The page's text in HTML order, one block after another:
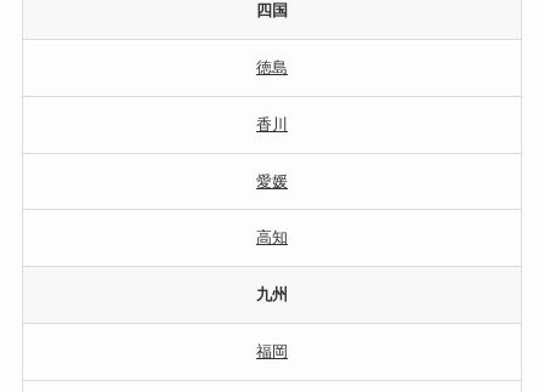
四国
徳島
香川
愛媛
高知
九州
福岡